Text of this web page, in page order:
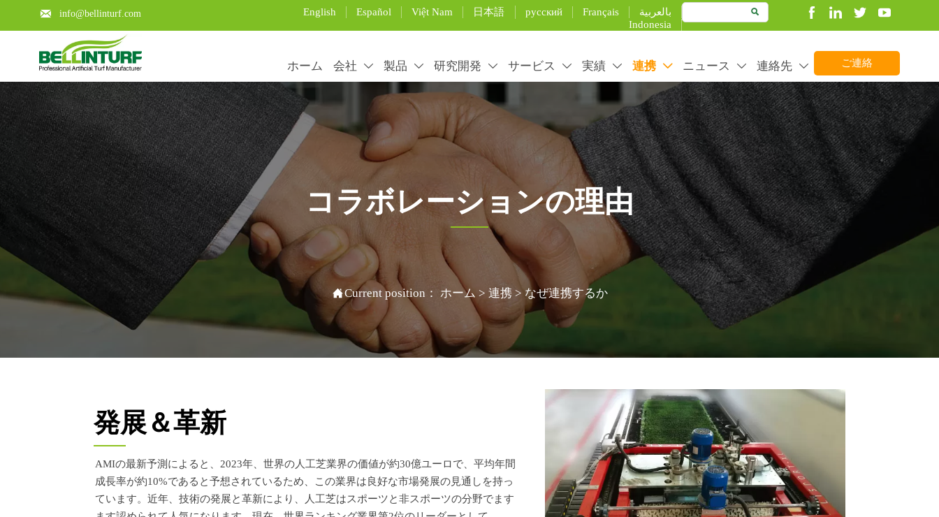
 info@bellinturf.com English Español Việt Nam 日本語 русский Français
بالعربية
Indonesia

ホーム 会社  製品  研究開発  サービス  実績  連携  ニュース  連絡先  ご連絡
コラボレーションの理由
Learn about the key points of artificial grass installation and maintenance, and use the product better to create more value
Current position： ホーム > 連携 > なぜ連携するか
発展＆革新
AMIの最新予測によると、2023年、世界の人工芝業界の価値が約30億ユーロで、平均年間
成長率が約10%であると予想されているため、この業界は良好な市場発展の見通しを持っ
ています。近年、技術の発展と革新により、人工芝はスポーツと非スポーツの分野でます